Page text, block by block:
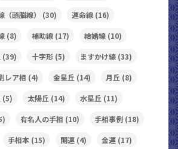
（頭脳線） (30) 運命線 (16)
(8) 補助線 (17) 結婚線 (10)
(39) 十字形 (5) ますかけ線 (33)
レア相 (4) 金星丘 (14) 月丘 (8)
(5) 太陽丘 (14) 水星丘 (11)
有名人の手相 (10) 手相事例 (18)
手相本 (15) 開運 (4) 金運 (17)